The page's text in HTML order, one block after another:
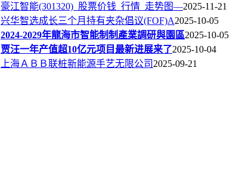
豪江智能(301320)_股票价钱_行情_走势图—2025-11-21
兴华智选成长三个月持有夹杂倡议(FOF)A2025-10-05
2024-2029年龍海市智能制制產業調研與園區2025-10-05
贾汪一年产值超10亿元项目最新进展来了2025-10-04
上海ＡＢＢ联桩新能源手艺无限公司 2025-09-21